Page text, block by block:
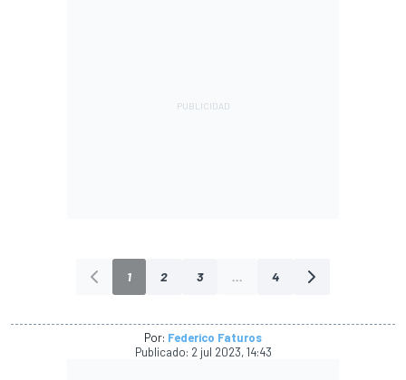
1 2 3 ... 4
Por: Federico Faturos
Publicado: 2 jul 2023, 14:43